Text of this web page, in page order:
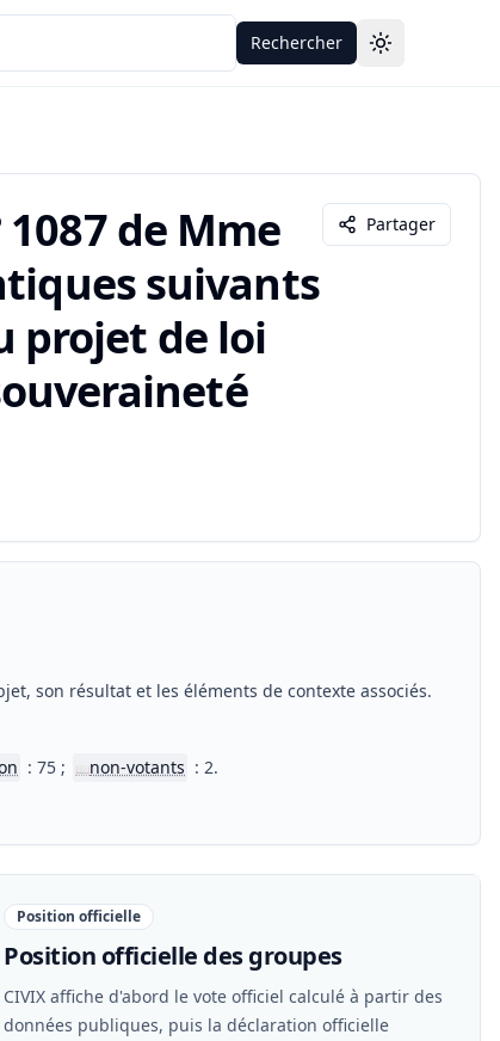
Rechercher Toggle theme
de Mme
suivants
projet de loi
Partager
son résultat et les éléments de contexte associés.
: 75 ; 📖non-votants : 2.
Position officielle
Position officielle des groupes
CIVIX affiche d'abord le vote officiel calculé à partir des
données publiques, puis la déclaration officielle